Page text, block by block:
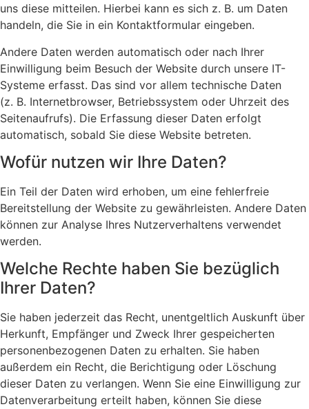
uns diese mitteilen. Hierbei kann es sich z. B. um Daten
handeln, die Sie in ein Kontaktformular eingeben.
Andere Daten werden automatisch oder nach Ihrer
Einwilligung beim Besuch der Website durch unsere IT-
Systeme erfasst. Das sind vor allem technische Daten
(z. B. Internetbrowser, Betriebssystem oder Uhrzeit des
Seitenaufrufs). Die Erfassung dieser Daten erfolgt
automatisch, sobald Sie diese Website betreten.
Wofür nutzen wir Ihre Daten?
Ein Teil der Daten wird erhoben, um eine fehlerfreie
Bereitstellung der Website zu gewährleisten. Andere Daten
können zur Analyse Ihres Nutzerverhaltens verwendet
werden.
Welche Rechte haben Sie bezüglich
Ihrer Daten?
Sie haben jederzeit das Recht, unentgeltlich Auskunft über
Herkunft, Empfänger und Zweck Ihrer gespeicherten
personenbezogenen Daten zu erhalten. Sie haben
außerdem ein Recht, die Berichtigung oder Löschung
dieser Daten zu verlangen. Wenn Sie eine Einwilligung zur
Datenverarbeitung erteilt haben, können Sie diese